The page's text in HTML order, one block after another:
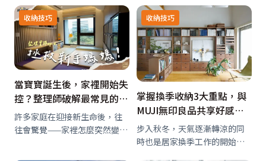
使用中逐漸回到雜亂狀態。問
題往往不在於收得不夠勤，而
是收納方式未能配合實際生活
習慣。
喜歡東西看得到才安心，有些
人則不能看到任何雜亂；有人
分類到非常細緻，有人則覺得
以大類別分類即可。
收納技巧
當寶寶誕生後，家裡開始失
控？整理師破解最常見的3
個亂象
許多家庭在迎接新生命後，往
往會驚覺——家裡怎麼突然變得
收納技巧
掌握換季收納3大重點，與
MUJI無印良品共享好感居
家空間
步入秋冬，天氣逐漸轉涼的同
時也是居家換季工作的開始，